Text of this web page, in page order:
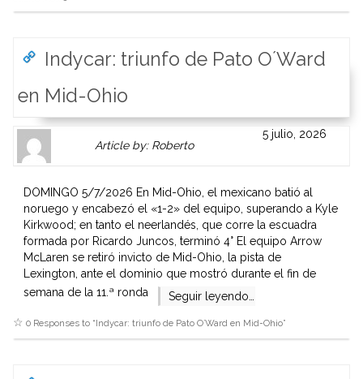
Indycar: triunfo de Pato O´Ward
en Mid-Ohio
Gravatar
is
here.
Clickable
link
Author
page.
Article by: Robertolink
to
website
or
other
works.
admin
5 julio, 2026
DOMINGO 5/7/2026 En Mid-Ohio, el mexicano batió al
noruego y encabezó el «1-2» del equipo, superando a Kyle
Kirkwood; en tanto el neerlandés, que corre la escuadra
formada por Ricardo Juncos, terminó 4° El equipo Arrow
McLaren se retiró invicto de Mid-Ohio, la pista de
Lexington, ante el dominio que mostró durante el fin de
semana de la 11.ª ronda
Seguir leyendo…
0 Responses to “Indycar: triunfo de Pato O´Ward en Mid-Ohio”